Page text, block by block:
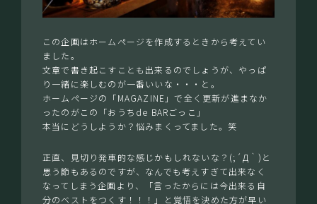
この企画はホームページを作成するときから考えてい
ました。
文章で書き起こすことも出来るのでしょうが、やっぱ
り一緒に楽しむのが一番いいな・・・と。
ホームページの「MAGAZINE」で全く更新が進まなか
ったのがこの「おうちde BARごっこ」
本当にどうしようか？悩みまくってました。笑
正直、見切り発車的な感じかもしれないな？(;´Д｀)と
思う節もあるのですが、なんでも考えすぎて出来なく
なってしまう企画より、「言ったからには今出来る自
分のベストをつくす！！！」と覚悟を決めた方が早い